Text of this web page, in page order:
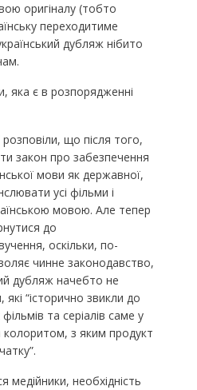
оригіналу (тобто
переходитиме
дубляж нібито
яка є в розпорядженні
розповіли, що після того,
закон про забезпечення
мови як державної,
усі фільми і
мовою. Але тепер
до
оскільки, по-
чинне законодавство,
дубляж начебто не
“історично звикли до
та серіалів саме у
колоритом, з яким продукт
необхідність